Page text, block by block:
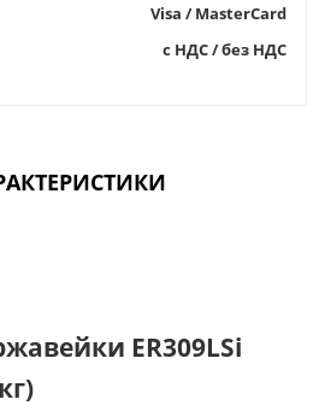
Visa / MasterCard
с НДС / без НДС
ER309LSi